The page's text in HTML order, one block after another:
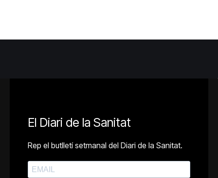
El Diari de la Sanitat
Rep el butlletí setmanal del Diari de la Sanitat.